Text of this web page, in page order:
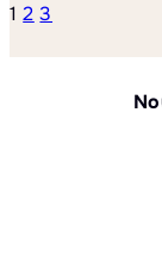
1 2 3